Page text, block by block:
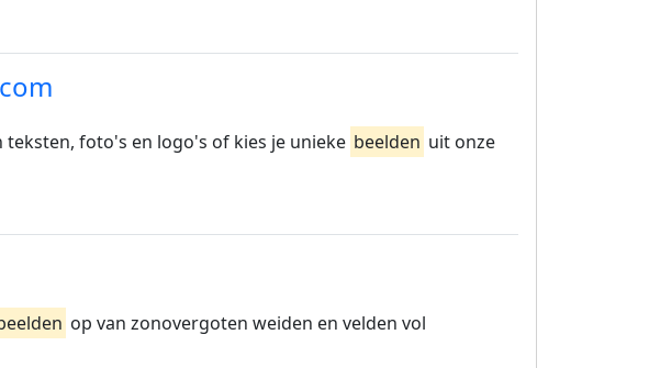
foto's en logo's of kies je unieke beelden uit onze
op van zonovergoten weiden en velden vol